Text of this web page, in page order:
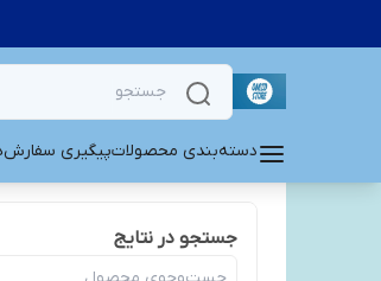
دسته‌بندی محصولاتپیگیری سفارش
جستجو در نتایج